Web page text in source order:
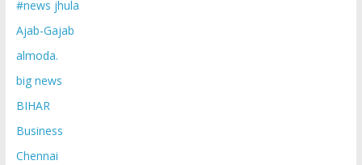
#news jhula
Ajab-Gajab
almoda.
big news
BIHAR
Business
Chennai